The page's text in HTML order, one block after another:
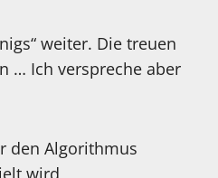
weiter. Die treuen
… Ich verspreche aber
den Algorithmus
wird